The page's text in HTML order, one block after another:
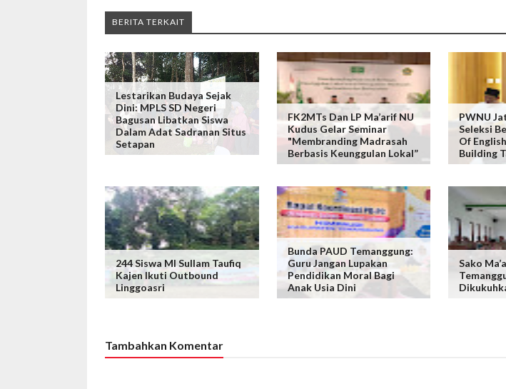
BERITA TERKAIT
Lestarikan Budaya Sejak
Dini: MPLS SD Negeri
Bagusan Libatkan Siswa
Dalam Adat Sadranan Situs
Setapan
FK2MTs Dan LP Ma’arif NU
Kudus Gelar Seminar
"Membranding Madrasah
Berbasis Keunggulan Lokal”
PWNU
Seleksi
Of
Building
244 Siswa MI Sullam Taufiq
Kajen Ikuti Outbound
Linggoasri
Bunda PAUD Temanggung:
Guru Jangan Lupakan
Pendidikan Moral Bagi
Anak Usia Dini
Sako
Tambahkan Komentar